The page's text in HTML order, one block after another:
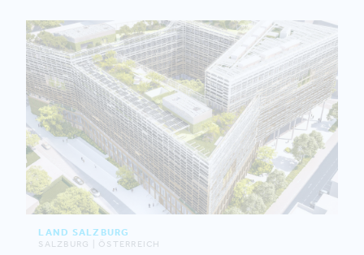
LAND SALZBURG
SALZBURG | ÖSTERREICH